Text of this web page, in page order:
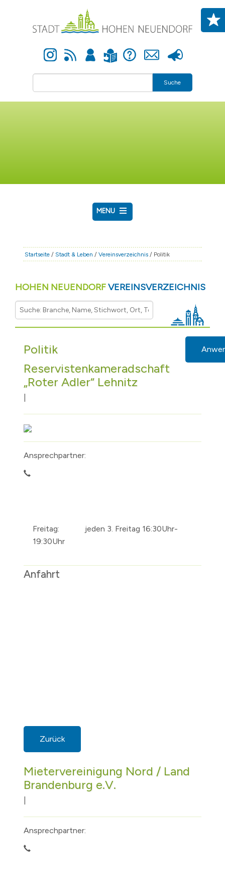
Instagram Newsfeed Anmelden Leichte Sprache Hilfe Kontakt Presse
Suche
MENU
RATHAUS & POLITIK
FAMILIE & BILDUNG
TOURISMUS
BAUEN & WIRTSCHAFT
Startseite /Stadt & Leben /Vereinsverzeichnis / Politik
HOHEN NEUENDORFVEREINSVERZEICHNIS
Politik
Reservistenkameradschaft
„Roter Adler“ Lehnitz
Ansprechpartner:
Freitag:
jeden 3. Freitag 16:30Uhr-
19:30Uhr
Anfahrt
Zurück
Mietervereinigung Nord / Land
Brandenburg e.V.
Ansprechpartner: